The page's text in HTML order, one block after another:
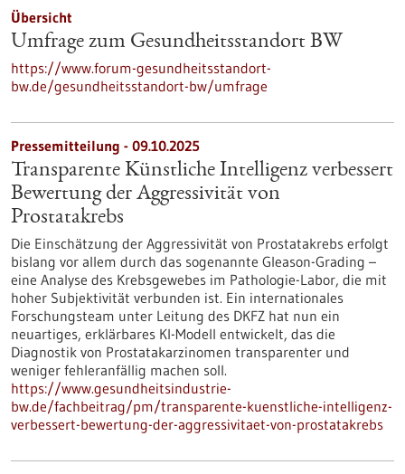
Übersicht
Umfrage zum Gesundheitsstandort BW
https://www.forum-gesundheitsstandort-
bw.de/gesundheitsstandort-bw/umfrage
Pressemitteilung - 09.10.2025
Transparente Künstliche Intelligenz verbessert
Bewertung der Aggressivität von
Prostatakrebs
Die Einschätzung der Aggressivität von Prostatakrebs erfolgt
bislang vor allem durch das sogenannte Gleason-Grading –
eine Analyse des Krebsgewebes im Pathologie-Labor, die mit
hoher Subjektivität verbunden ist. Ein internationales
Forschungsteam unter Leitung des DKFZ hat nun ein
neuartiges, erklärbares KI-Modell entwickelt, das die
Diagnostik von Prostatakarzinomen transparenter und
weniger fehleranfällig machen soll.
https://www.gesundheitsindustrie-
bw.de/fachbeitrag/pm/transparente-kuenstliche-intelligenz-
verbessert-bewertung-der-aggressivitaet-von-prostatakrebs